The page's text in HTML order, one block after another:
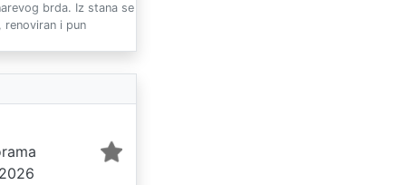
brda. Iz stana se
renoviran i pun